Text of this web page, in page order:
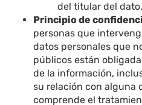
del titular del dato.
Principio de
personas que
datos personales que
públicos están
de la información,
su relación con alguna
comprende el